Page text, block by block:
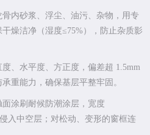
内砂浆、浮尘、油污、杂物，用专
燥洁净（湿度≤75%），防止杂质影
、水平度、方正度，偏差超 1.5mm
重能力，确保基层平整牢固。
涂刷耐候防潮涂层，宽度
入中空层；对松动、变形的窗框连